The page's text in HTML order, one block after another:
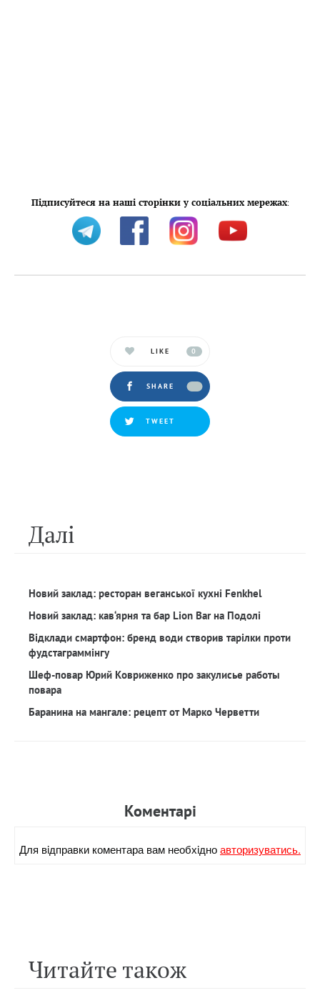
Підписуйтеся на наші сторінки у соціальних мережах:
LIKE 0
SHARE
TWEET
Далi
Новий заклад: ресторан веганської кухні Fenkhel
Новий заклад: кав‘ярня та бар Lion Bar на Подолі
Відклади смартфон: бренд води створив тарілки проти
фудстаграммінгу
Шеф-повар Юрий Ковриженко про закулисье работы
повара
Баранина на мангале: рецепт от Марко Черветти
Коментарi
Для вiдправки коментара вам необхiдноавторизуватись.
Читайте також